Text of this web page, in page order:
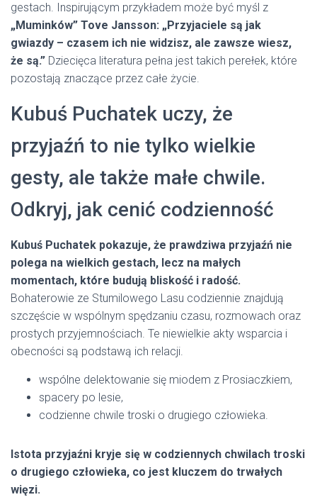
gestach. Inspirującym przykładem może być myśl z
„Muminków” Tove Jansson: „Przyjaciele są jak
gwiazdy – czasem ich nie widzisz, ale zawsze wiesz,
że są.” Dziecięca literatura pełna jest takich perełek, które
pozostają znaczące przez całe życie.
Kubuś Puchatek uczy, że
przyjaźń to nie tylko wielkie
gesty, ale także małe chwile.
Odkryj, jak cenić codzienność
Kubuś Puchatek pokazuje, że prawdziwa przyjaźń nie
polega na wielkich gestach, lecz na małych
momentach, które budują bliskość i radość.
Bohaterowie ze Stumilowego Lasu codziennie znajdują
szczęście w wspólnym spędzaniu czasu, rozmowach oraz
prostych przyjemnościach. Te niewielkie akty wsparcia i
obecności są podstawą ich relacji.
wspólne delektowanie się miodem z Prosiaczkiem,
spacery po lesie,
codzienne chwile troski o drugiego człowieka.
Istota przyjaźni kryje się w codziennych chwilach troski
o drugiego człowieka, co jest kluczem do trwałych
więzi.